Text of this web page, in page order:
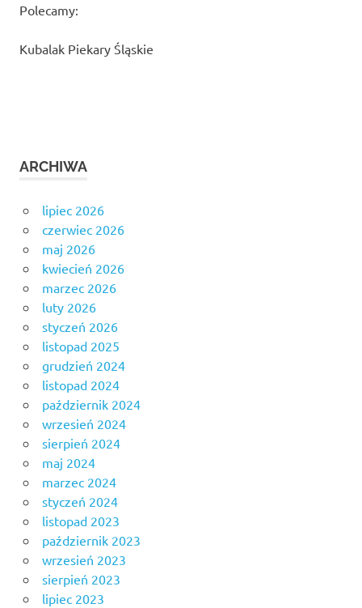
Polecamy:
Kubalak Piekary Śląskie
ARCHIWA
lipiec 2026
czerwiec 2026
maj 2026
kwiecień 2026
marzec 2026
luty 2026
styczeń 2026
listopad 2025
grudzień 2024
listopad 2024
październik 2024
wrzesień 2024
sierpień 2024
maj 2024
marzec 2024
styczeń 2024
listopad 2023
październik 2023
wrzesień 2023
sierpień 2023
lipiec 2023